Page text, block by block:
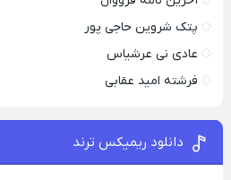
پتک شروین حاجی پور
عادی نی عرشیاس
فرشته امید عقابی
دانلود ریمیکس ترند